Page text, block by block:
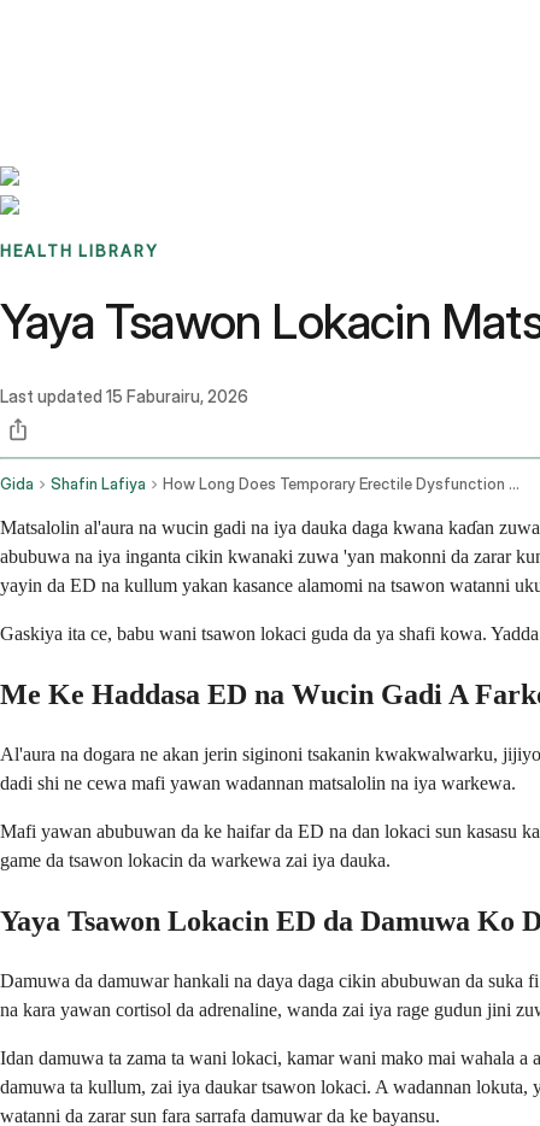
HEALTH LIBRARY
Yaya Tsawon Lokacin
Last updated 15 Faburairu, 2026
Gida Shafin Lafiya How Long Does Temporary Erectile Dysfunction Last
Matsalolin al'aura na wucin gadi na iya dauka daga kwana kaɗan
abubuwa na iya inganta cikin kwanaki zuwa 'yan makonni da zarar
yayin da ED na kullum yakan kasance alamomi na tsawon watanni
Gaskiya ita ce, babu wani tsawon lokaci guda da ya shafi kowa.
Me Ke Haddasa ED na Wucin Gadi A
Al'aura na dogara ne akan jerin siginoni tsakanin kwakwalwarku,
dadi shi ne cewa mafi yawan wadannan matsalolin na iya warkewa.
Mafi yawan abubuwan da ke haifar da ED na dan lokaci sun kasasu
game da tsawon lokacin da warkewa zai iya dauka.
Yaya Tsawon Lokacin ED da Damuwa Ko
Damuwa da damuwar hankali na daya daga cikin abubuwan da
na kara yawan cortisol da adrenaline, wanda zai iya rage gudun jini
Idan damuwa ta zama ta wani lokaci, kamar wani mako mai wahala
damuwa ta kullum, zai iya daukar tsawon lokaci. A wadannan
watanni da zarar sun fara sarrafa damuwar da ke bayansu.